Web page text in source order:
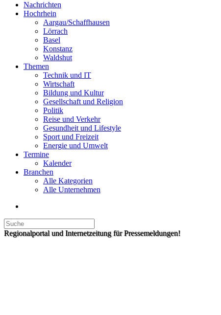
Nachrichten
Hochrhein
Aargau/Schaffhausen
Lörrach
Basel
Konstanz
Waldshut
Themen
Technik und IT
Wirtschaft
Bildung und Kultur
Gesellschaft und Religion
Politik
Reise und Verkehr
Gesundheit und Lifestyle
Sport und Freizeit
Energie und Umwelt
Termine
Kalender
Branchen
Alle Kategorien
Alle Unternehmen
Regionalportal und Internetzeitung für Pressemeldungen!